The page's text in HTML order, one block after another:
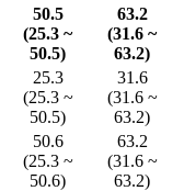
50.5
(25.3 ~
50.5)
63.2
(31.6 ~
63.2)
25.3
(25.3 ~
50.5)
31.6
(31.6 ~
63.2)
50.6
(25.3 ~
50.6)
63.2
(31.6 ~
63.2)